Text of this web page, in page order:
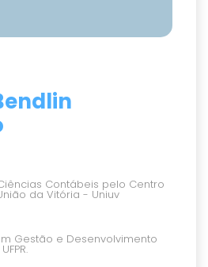
Contábeis pelo Centro
da Vitória - Uniuv
Gestão e Desenvolvimento